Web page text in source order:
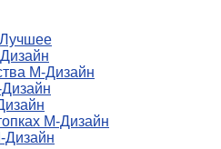
М-Дизайн
М-Дизайн
Дизайн